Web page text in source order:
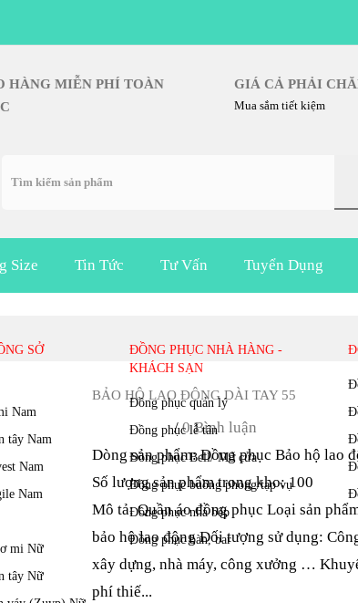
HÀNG MIỄN PHÍ TOÀN
GIÁ CẢ PHẢI
Mua sắm tiết kiệm
Size Tin Tức Tư Vấn Tuyển Dụng
BẢO HỘ LAO ĐỘNG DÀI TAY 55
/0 Bình luận
Dòng sản phẩm: Đồng phục Bảo hộ lao
Số lượng sản phẩm trong kho: 100
Mô tả: Quần áo đồng phục Loại sản
bảo hộ lao động Đối tượng sử dụng:
xây dựng, nhà máy, công xưởng …
phí thiế...